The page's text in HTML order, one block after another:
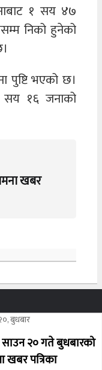
१ सय ४७
निको हुनेको
पुष्टि भएको छ।
सय १६ जनाको
खबर
बुधबार
२० गते बुधबारको
खबर पत्रिका